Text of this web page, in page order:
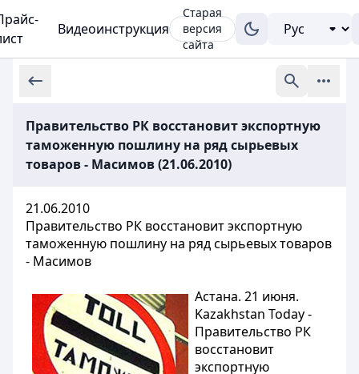
Видеоинструкция
Старая
версия
сайта
Правительство РК восстановит экспортную
таможенную пошлину на ряд сырьевых
товаров - Масимов (21.06.2010)
21.06.2010
Правительство РК восстановит экспортную
таможенную пошлину на ряд сырьевых товаров
- Масимов
Астана. 21 июня.
Kazakhstan Today -
Правительство РК
восстановит
экспортную